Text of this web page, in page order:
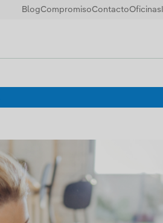
BlogCompromisoContactoOficinas